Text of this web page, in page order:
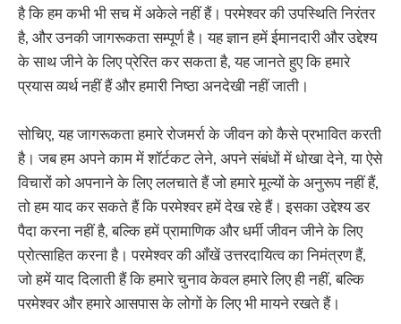
है कि हम कभी भी सच में अकेले नहीं हैं। परमेश्वर की उपस्थिति निरंतर
है, और उनकी जागरूकता सम्पूर्ण है। यह ज्ञान हमें ईमानदारी और उद्देश्य
के साथ जीने के लिए प्रेरित कर सकता है, यह जानते हुए कि हमारे
प्रयास व्यर्थ नहीं हैं और हमारी निष्ठा अनदेखी नहीं जाती।
सोचिए, यह जागरूकता हमारे रोजमर्रा के जीवन को कैसे प्रभावित करती
है। जब हम अपने काम में शॉर्टकट लेने, अपने संबंधों में धोखा देने, या ऐसे
विचारों को अपनाने के लिए ललचाते हैं जो हमारे मूल्यों के अनुरूप नहीं हैं,
तो हम याद कर सकते हैं कि परमेश्वर हमें देख रहे हैं। इसका उद्देश्य डर
पैदा करना नहीं है, बल्कि हमें प्रामाणिक और धर्मी जीवन जीने के लिए
प्रोत्साहित करना है। परमेश्वर की आँखें उत्तरदायित्व का निमंत्रण हैं,
जो हमें याद दिलाती हैं कि हमारे चुनाव केवल हमारे लिए ही नहीं, बल्कि
परमेश्वर और हमारे आसपास के लोगों के लिए भी मायने रखते हैं।